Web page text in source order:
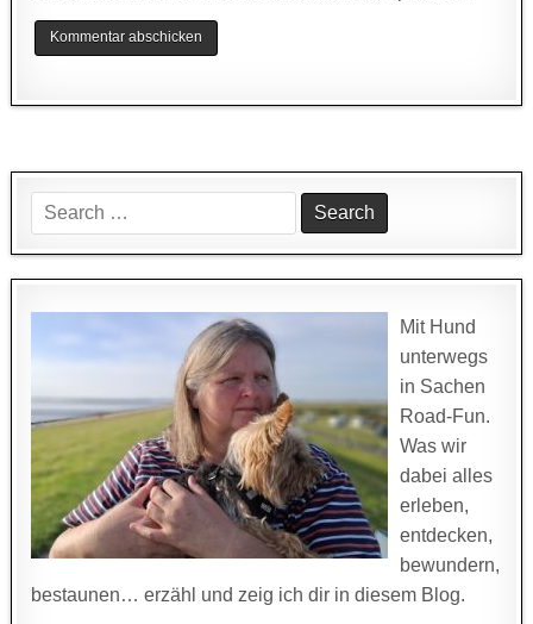
Search
for:
Mit Hund
unterwegs
in Sachen
Road-Fun.
Was wir
dabei alles
erleben,
entdecken,
bewundern,
bestaunen… erzähl und zeig ich dir in diesem Blog.